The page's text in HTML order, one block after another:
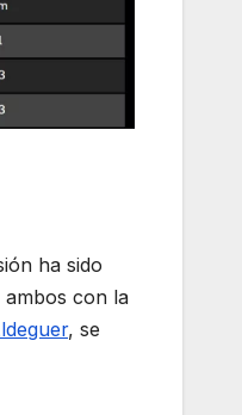
ha sido
ambos con la
, se